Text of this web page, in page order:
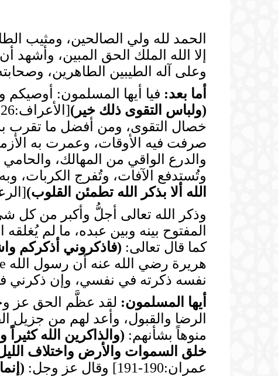
الحمد لله ولي الصالحين، ومثيب
إلا الله الملك الحق المبين،
وعلى آله الطيبين الطاهرين،
أما بعد: فيا أيها المسلمون: أوصيكم
(ولباس التقوى ذلك خير )
خصال التقوى، ومن أفضل ما تقرب
صرفت فيه الأوقات، وعمرت به
والدرع الواقي من المهالك،
وتُستدفع الآفات، وتُفرج الكربات،
الله ألا بذكر الله تطمئن القلوب)
وذكر الله تعالى أجلُّ وأكبر من كل
المفتوح بينه وبين عبده، ما لم
كما قال تعالى: (فاذكروني أذكركم
نفسه ذكرته في نفسي، وإن ذكرني
أيها المسلمون: لقد عظَّم الحق عز
الرضا والقبول، وأعد لهم من جزيل
منوهاً بشأنهم: (والذاكرين الله
خلق السموات والأرض واختلاف الليل
عمران:190-191] وقال عز وجل:
(